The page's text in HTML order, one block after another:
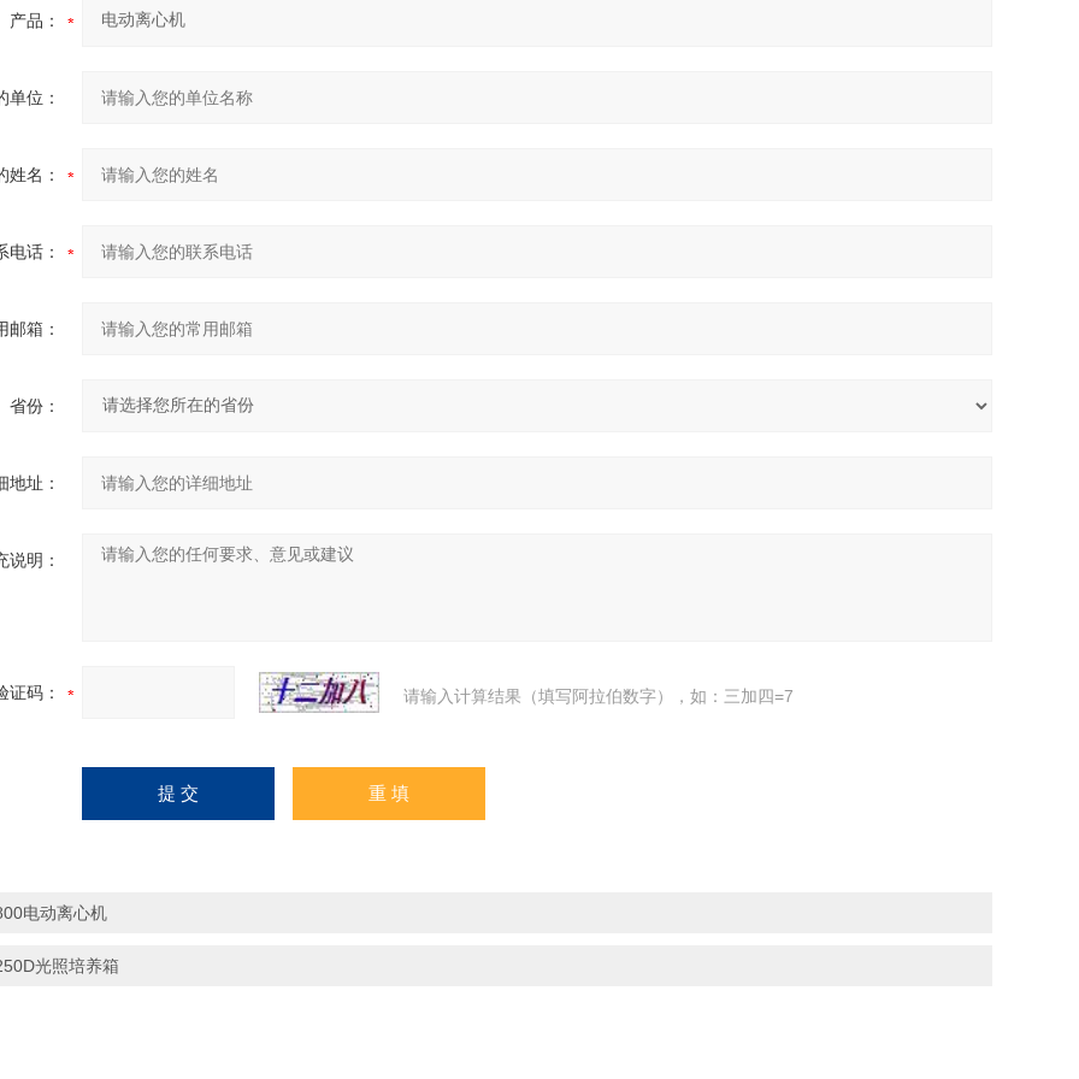
产品：
单位：
姓名：
电话：
邮箱：
省份：
地址：
说明：
证码： 请输入计算结果（填写阿拉伯数字），如：三加四=7
电动离心机
光照培养箱